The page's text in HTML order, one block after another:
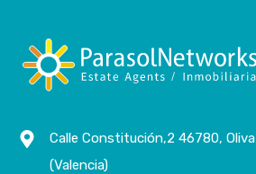
Calle Constitución,2 46780, Oliva
(Valencia)